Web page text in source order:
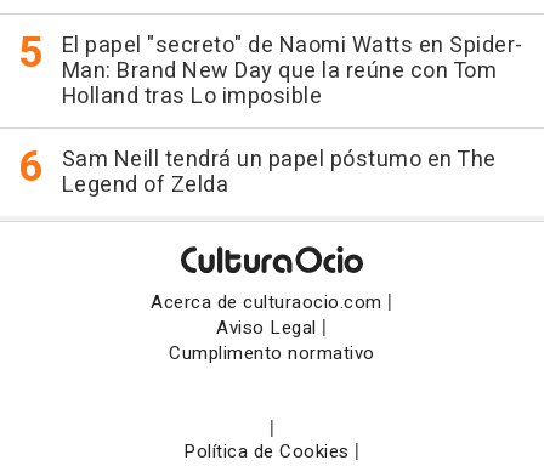
El papel "secreto" de Naomi Watts en Spider-
Man: Brand New Day que la reúne con Tom
Holland tras Lo imposible
Sam Neill tendrá un papel póstumo en The
Legend of Zelda
Acerca de culturaocio.com |
Aviso Legal |
Cumplimento normativo
|
Política de Cookies |